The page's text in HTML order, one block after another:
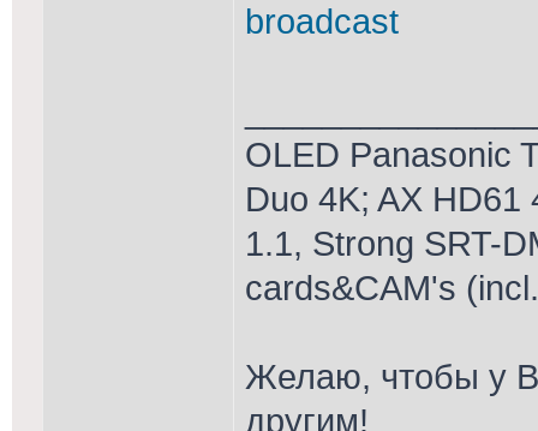
broadcast
OLED Panasonic
Duo 4K; AX HD61
1.1, Strong SRT-
cards&CAM's
Желаю, чтобы у
другим!